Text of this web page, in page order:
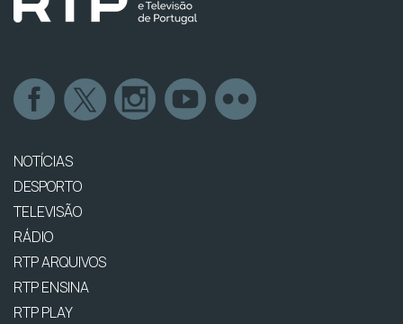
NOTÍCIAS
DESPORTO
TELEVISÃO
RÁDIO
RTP ARQUIVOS
RTP ENSINA
RTP PLAY